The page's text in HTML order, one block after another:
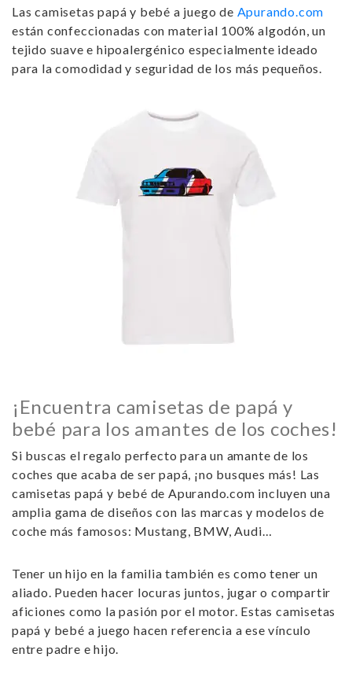
Lascamisetas papá y bebé a juego de Apurando.com
están confeccionadas con material 100% algodón, un
tejido suave e hipoalergénico especialmente ideado
para la comodidad y seguridad de los más pequeños.
¡Encuentra camisetas de papá y
bebé para los amantes de los coches!
Si buscas el regalo perfecto para un amante de los
coches que acaba de ser papá, ¡no busques más! Las
camisetas papá y bebé de Apurando.com incluyen una
amplia gama de diseños con las marcas y modelos de
coche más famosos: Mustang, BMW, Audi…
Tener un hijo en la familia también es como tener un
aliado. Pueden hacer locuras juntos, jugar o compartir
aficiones como la pasión por el motor. Estas camisetas
papá y bebé a juego hacen referencia a ese vínculo
entre padre e hijo.